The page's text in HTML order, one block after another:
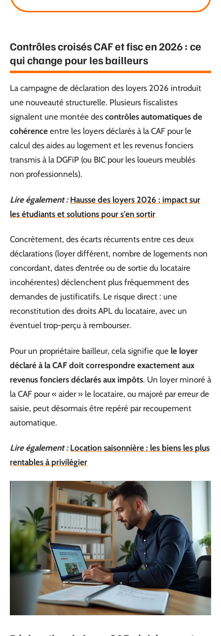
Contrôles croisés CAF et fisc en 2026 : ce
qui change pour les bailleurs
La campagne de déclaration des loyers 2026 introduit
une nouveauté structurelle. Plusieurs fiscalistes
signalent une montée des contrôles automatiques de
cohérence entre les loyers déclarés à la CAF pour le
calcul des aides au logement et les revenus fonciers
transmis à la DGFiP (ou BIC pour les loueurs meublés
non professionnels).
Lire également : Hausse des loyers 2026 : impact sur
les étudiants et solutions pour s'en sortir
Concrètement, des écarts récurrents entre ces deux
déclarations (loyer différent, nombre de logements non
concordant, dates d’entrée ou de sortie du locataire
incohérentes) déclenchent plus fréquemment des
demandes de justificatifs. Le risque direct : une
reconstitution des droits APL du locataire, avec un
éventuel trop-perçu à rembourser.
Pour un propriétaire bailleur, cela signifie que le loyer
déclaré à la CAF doit correspondre exactement aux
revenus fonciers déclarés aux impôts. Un loyer minoré à
la CAF pour « aider » le locataire, ou majoré par erreur de
saisie, peut désormais être repéré par recoupement
automatique.
Lire également : Location saisonnière : les biens les plus
rentables à privilégier